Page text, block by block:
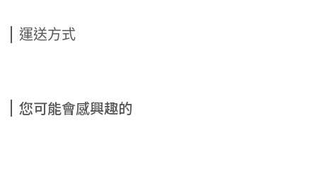
運送方式
您可能會感興趣的